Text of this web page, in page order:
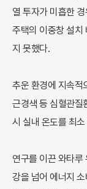
열 투자가 미흡한
주택의 이중창 설치
지 못했다.
추운 환경에 지속적
근경색 등 심혈관질
시 실내 온도를 최
연구를 이끈 와타루
강을 넘어 에너지